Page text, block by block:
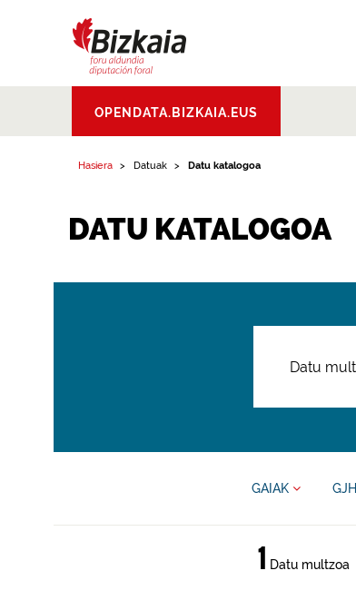
Aldundia.Diputacion
Foral de Bizkaia
OPENDATA.BIZKAIA.EUS
Hasiera Datuak Datu katalogoa
DATU KATALOGOA
GAIAK GJH
1 Datu multzoa